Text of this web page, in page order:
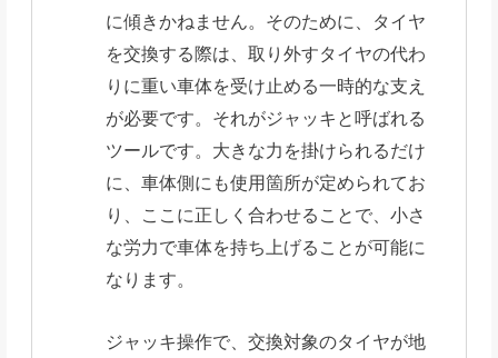
に傾きかねません。そのために、タイヤ
を交換する際は、取り外すタイヤの代わ
りに重い車体を受け止める一時的な支え
が必要です。それがジャッキと呼ばれる
ツールです。大きな力を掛けられるだけ
に、車体側にも使用箇所が定められてお
り、ここに正しく合わせることで、小さ
な労力で車体を持ち上げることが可能に
なります。
ジャッキ操作で、交換対象のタイヤが地